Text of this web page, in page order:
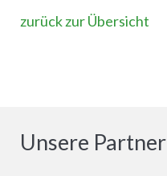
zurück zur Übersicht
Unsere Partner